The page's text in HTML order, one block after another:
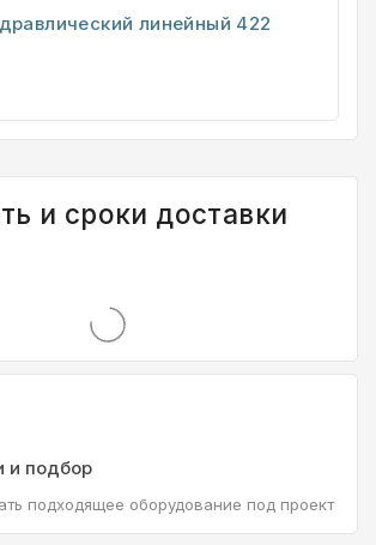
линейный 422
и сроки доставки
и подбор
подходящее оборудование под проект